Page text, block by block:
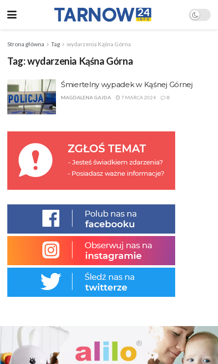
Strona główna Tag wydarzenia Kąśna Górna
Tag:wydarzenia Kąśna Górna
Śmiertelny wypadek w Kąśnej Górnej
MAGDALENA GAJDA 7 MARCA 2024 0